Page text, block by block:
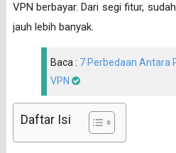
VPN berbayar. Dari segi fitur,
jauh lebih banyak.
Baca : 7 Perbedaan Antara
VPN
Daftar Isi